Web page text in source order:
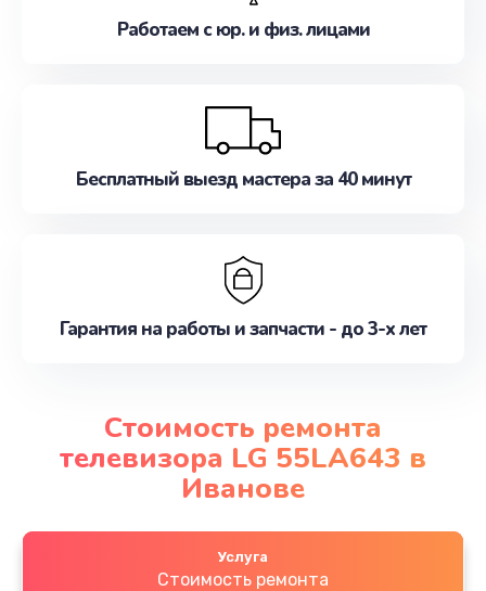
Работаем с юр. и физ. лицами
Бесплатный выезд мастера за 40 минут
Гарантия на работы и запчасти - до 3-х лет
Стоимость ремонта
телевизора LG 55LA643 в
Иванове
Услуга
Стоимость ремонта